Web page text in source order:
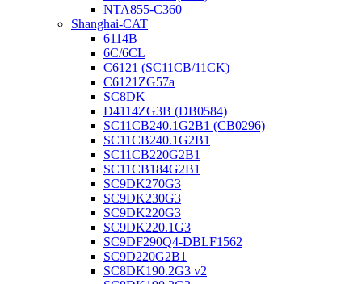
NTA855-C360
Shanghai-CAT
6114B
6C/6CL
C6121 (SC11CB/11CK)
C6121ZG57a
SC8DK
D4114ZG3B (DB0584)
SC11CB240.1G2B1 (CB0296)
SC11CB240.1G2B1
SC11CB220G2B1
SC11CB184G2B1
SC9DK270G3
SC9DK230G3
SC9DK220G3
SC9DK220.1G3
SC9DF290Q4-DBLF1562
SC9D220G2B1
SC8DK190.2G3 v2